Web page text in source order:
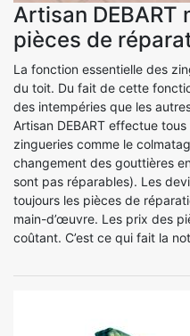
Artisan DEBART
pièces de
La fonction essentielle des
du toit. Du fait de cette
des intempéries que les
Artisan DEBART effectue
zingueries comme le
changement des gouttières
sont pas réparables). Les
toujours les pièces de
main-d’œuvre. Les prix des
coûtant. C’est ce qui fait la